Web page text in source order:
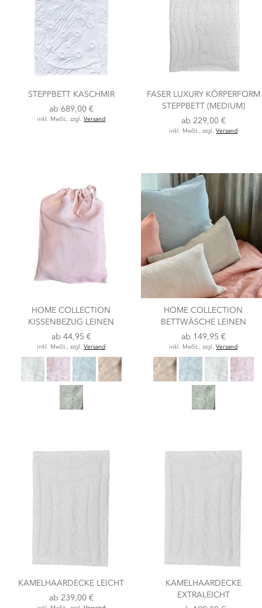
STEPPBETT KASCHMIR
ab 689,00 €
inkl. MwSt., zzgl. Versand
FASER LUXURY KÖRPERFORM
STEPPBETT (MEDIUM)
ab 229,00 €
inkl. MwSt., zzgl.Versand
HOME COLLECTION
KISSENBEZUG LEINEN
ab 44,95 €
inkl. MwSt., zzgl. Versand
HOME COLLECTION
BETTWÄSCHE LEINEN
ab 149,95 €
inkl. MwSt., zzgl.Versand
KAMELHAARDECKE LEICHT
ab 239,00 €
KAMELHAARDECKE
EXTRALEICHT